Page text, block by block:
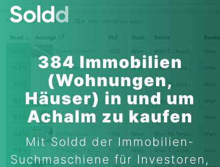
384 Immobilien
(Wohnungen,
Häuser) in und um
Achalm zu kaufen
Mit Soldd der Immobilien-
Suchmaschiene für Investoren,